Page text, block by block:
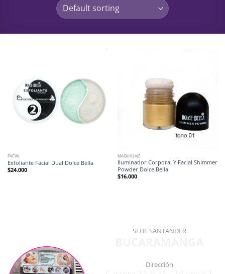
FACIAL
Exfoliante Facial Dual Dolce Bella
$24.000
MAQUILLAJE
Iluminador Corporal Y Facial Shimmer
Powder Dolce Bella
$16.000
SEDE SANTANDER
Dirección